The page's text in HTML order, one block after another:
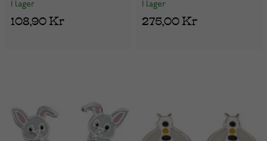
I lager
108,90 Kr
I lager
275,00 Kr